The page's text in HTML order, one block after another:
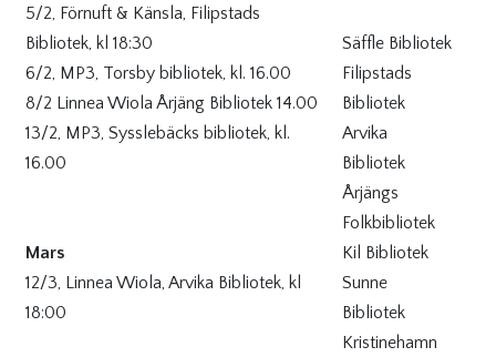
5/2, Förnuft & Känsla, Filipstads
Bibliotek, kl 18:30
6/2, MP3, Torsby bibliotek, kl. 16.00
8/2 Linnea Wiola Årjäng Bibliotek 14.00
13/2, MP3, Sysslebäcks bibliotek, kl.
16.00
Mars
12/3, Linnea Wiola, Arvika Bibliotek, kl
18:00
Säffle Bibliotek
Filipstads
Bibliotek
Arvika
Bibliotek
Årjängs
Folkbibliotek
Kil Bibliotek
Sunne
Bibliotek
Kristinehamn